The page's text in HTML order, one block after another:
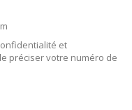
et
préciser votre numéro de